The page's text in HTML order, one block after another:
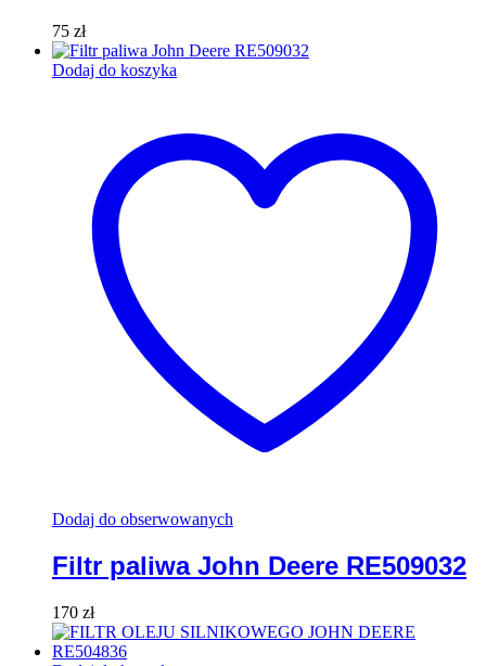
75 zł
Dodaj do koszyka
Dodaj do obserwowanych
Filtr paliwa John Deere RE509032
170 zł